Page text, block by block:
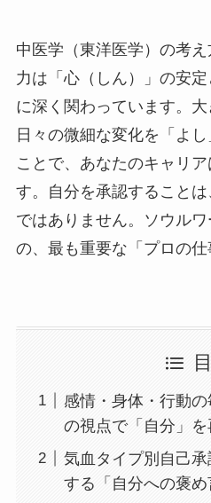
中医学（東洋医学）の考
力は「心（しん）」の安
に深く関わっています。大
日々の微細な変化を「よ
ことで、あなたのキャリ
す。自分を承認すること
ではありません。ソウル
の、最も重要な「プロの仕
感情・身体・行動
の視点で「自分」を
気血タイプ別自己
する「自分への褒め